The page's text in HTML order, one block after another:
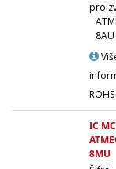
8AU
ROHS
IC
8MU